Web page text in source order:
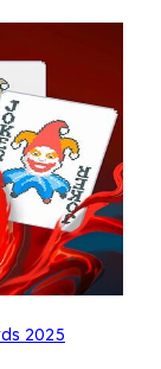
2025